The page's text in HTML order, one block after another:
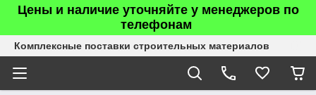
Цены и наличие уточняйте у менеджеров по
телефонам
Комплексные поставки строительных материалов